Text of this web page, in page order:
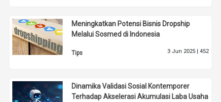
Meningkatkan Potensi Bisnis Dropship
Melalui Sosmed di Indonesia
Tips 3 Jun 2025 | 452
Dinamika Validasi Sosial Kontemporer
Terhadap Akselerasi Akumulasi Laba Usaha